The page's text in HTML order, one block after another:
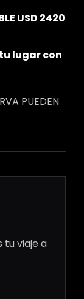
USD 2420
lugar con
PUEDEN
tu viaje a